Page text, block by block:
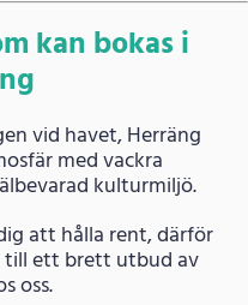
kan bokas i
vid havet, Herräng
med vackra
kulturmiljö.
att hålla rent, därför
till ett brett utbud av
oss.